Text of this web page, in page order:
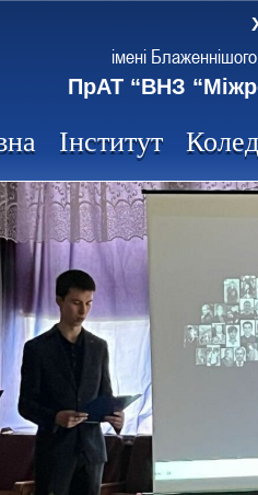
імені
ПрАТ “ВНЗ
Інститут